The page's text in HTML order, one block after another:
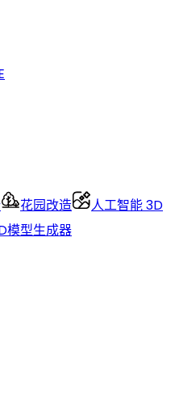
花园改造
人工智能 3D
模型生成器